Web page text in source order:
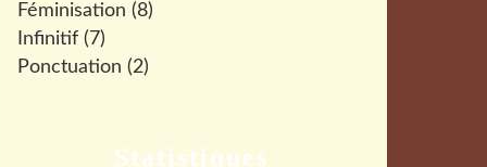
Féminisation (8)
Infinitif (7)
Ponctuation (2)
Statistiques